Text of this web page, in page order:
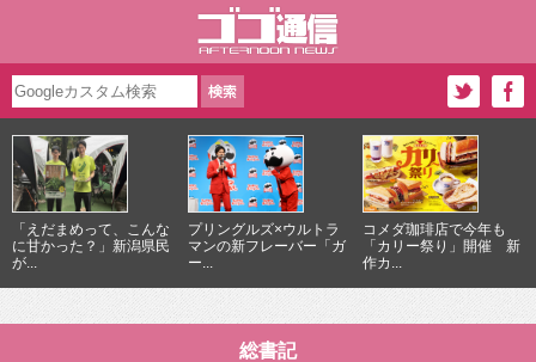
「えだまめって、こんな
に甘かった？」新潟県民
が...
プリングルズ×ウルトラ
マンの新フレーバー「ガ
ー...
コメダ珈琲店で今年も
「カリー祭り」開催 新
作カ...
総書記